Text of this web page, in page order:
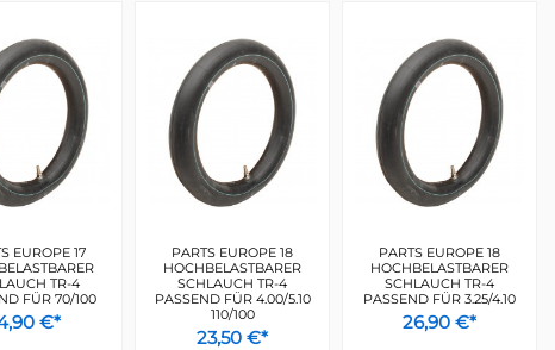
EUROPE 17
TR-4
FÜR 70/100
€*
PARTS EUROPE 18
HOCHBELASTBARER
SCHLAUCH TR-4
PASSEND FÜR 4.00/5.10
110/100
23,50 €*
PARTS EUROPE 18
HOCHBELASTBARER
SCHLAUCH TR-4
PASSEND FÜR 3.25/4.10
26,90 €*